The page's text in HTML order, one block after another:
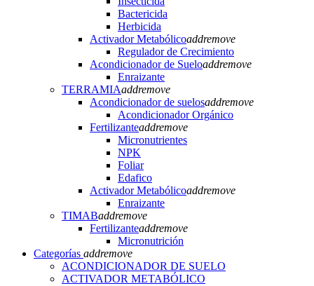
Bactericida
Herbicida
Activador Metabólicoaddremove
Regulador de Crecimiento
Acondicionador de Sueloaddremove
Enraizante
TERRAMIAaddremove
Acondicionador de suelosaddremove
Acondicionador Orgánico
Fertilizanteaddremove
Micronutrientes
NPK
Foliar
Edafico
Activador Metabólicoaddremove
Enraizante
TIMABaddremove
Fertilizanteaddremove
Micronutrición
Categorías addremove
ACONDICIONADOR DE SUELO
ACTIVADOR METABÓLICO